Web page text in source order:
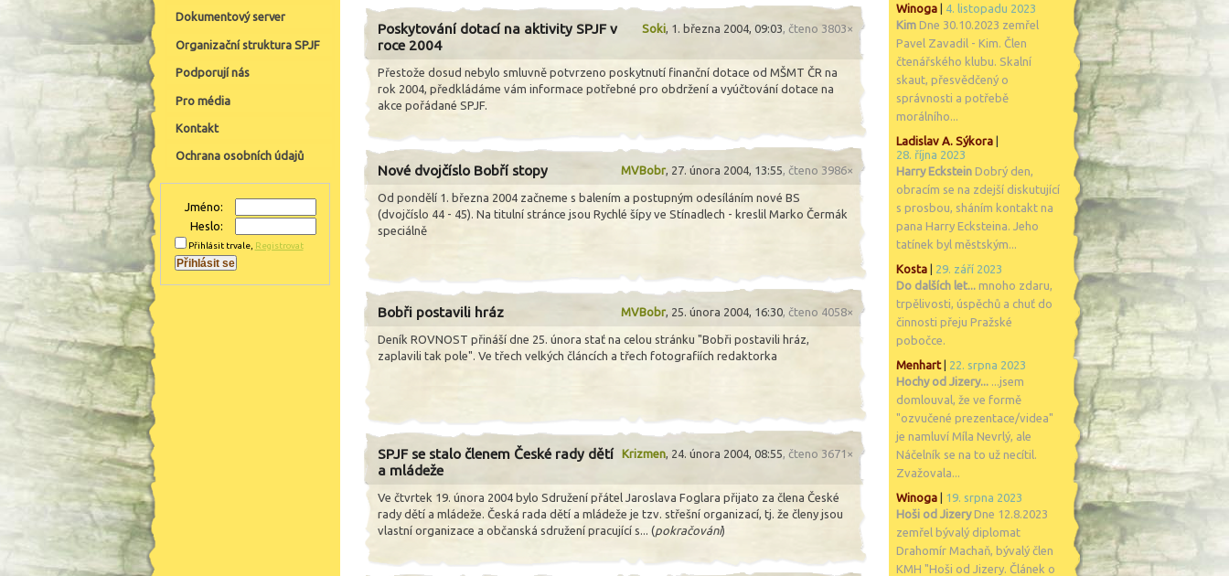
Soki 1. března 2004, 09:03 , čteno 3803×
Poskytování dotací na aktivity SPJF v
roce 2004
Přestože dosud nebylo smluvně potvrzeno poskytnutí finanční dotace od MŠMT ČR na
rok 2004, předkládáme vám informace potřebné pro obdržení a vyúčtování dotace na
akce pořádané SPJF.
MVBobr, 27. února 2004, 13:55 , čteno 3986×
Nové dvojčíslo Bobří stopy
Od pondělí 1. března 2004 začneme s balením a postupným odesíláním nové BS
(dvojčíslo 44 - 45). Na titulní stránce jsou Rychlé šípy ve Stínadlech - kreslil Marko Čermák
speciálně
MVBobr, 25. února 2004, 16:30 , čteno 4058×
Bobři postavili hráz
Deník ROVNOST přináší dne 25. února stať na celou stránku "Bobři postavili hráz,
zaplavili tak pole". Ve třech velkých článcích a třech fotografiích redaktorka
Krizmen 24. února 2004, 08:55 , čteno 3671×
SPJF se stalo členem České rady dětí
a mládeže
Ve čtvrtek 19. února 2004 bylo Sdružení přátel Jaroslava Foglara přijato za člena České
rady dětí a mládeže. Česká rada dětí a mládeže je tzv. střešní organizací, tj. že členy jsou
vlastní organizace a občanská sdružení pracující s... (pokračování)
Winoga
4. listopadu 2023
Kim Dne 30.10.2023 zemřel
Pavel Zavadil - Kim. Člen
čtenářského klubu. Skalní
skaut, přesvědčený o
správnosti a potřebě
morálního...
Ladislav A. Sýkora
28. října 2023
Harry Eckstein Dobrý den,
obracím se na zdejší diskutující
s prosbou, sháním kontakt na
pana Harry Ecksteina. Jeho
tatínek byl městským...
Kosta
29. září 2023
Do dalších let... mnoho zdaru,
trpělivosti, úspěchů a chuť do
činnosti přeju Pražské
pobočce.
Menhart| 22. srpna 2023
Hochy od Jizery... ...jsem
domlouval, že ve formě
"ozvučené prezentace/videa"
je namluví Míla Nevrlý, ale
Náčelník se na to už necítil.
Zvažovala...
Winoga
19. srpna 2023
Hoši od JizeryDne 12.8.2023
zemřel bývalý diplomat
Drahomír Machaň, bývalý člen
KMH "Hoši od Jizery. Článek o
Dokumentový server
Organizační struktura SPJF
Podporují nás
Pro média
Kontakt
Ochrana osobních údajů
Jméno:
Heslo:
Přihlásit trvale, Registrovat